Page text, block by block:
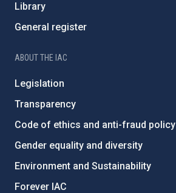
Library
General register
ABOUT THE IAC
Legislation
Transparency
Code of ethics and anti-fraud policy
Gender equality and diversity
Environment and Sustainability
Forever IAC